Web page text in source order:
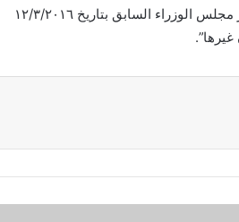
النطاق البلدي لمدينة الشويفات بصورة رسمية ضمن القرار، إسوةً بقرار مجلس الوزراء السابق بتاريخ ١٢/٣/٢٠١٦